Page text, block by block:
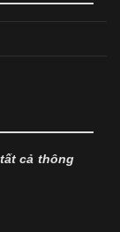
cả thông